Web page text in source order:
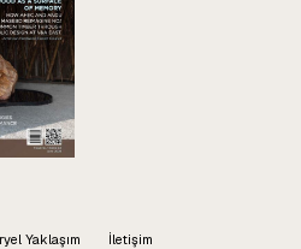
Yaklaşım İletişim